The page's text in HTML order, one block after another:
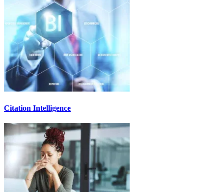
Citation Intelligence